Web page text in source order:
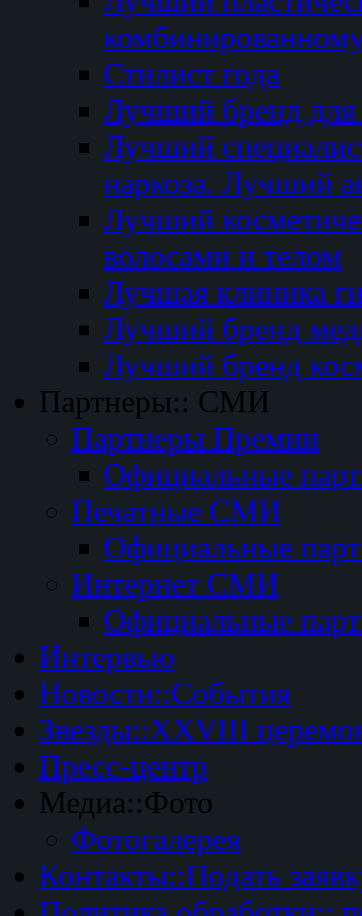
Стилист года
Лучший бренд
Лучший
наркоза. Лучший
Лучший
волосами и телом
Лучшая клиника
Лучший бренд
Лучший бренд
Партнеры:: СМИ
Партнеры Премии
Официальные
Печатные СМИ
Официальные
Интернет СМИ
Официальные
Интервью
Новости::События
Звезды::XXVIII
Пресс-центр
Медиа::Фото
Фотогалерея
Контакты::Подать